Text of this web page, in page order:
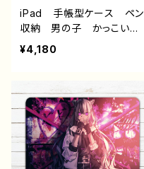
iPad 手帳型ケース ペン
収納 男の子 かっこい
い イケメン おしゃれ ク
ール エモい 病みかわい
ンズ 黒髪 ピアス スー
ツ ネクタイ アイパッドカ
バー 個性的 おすすめ
人気 イラストレーター
クリエイター 絵師 オリ
ジナル デザイン グッ
¥4,180